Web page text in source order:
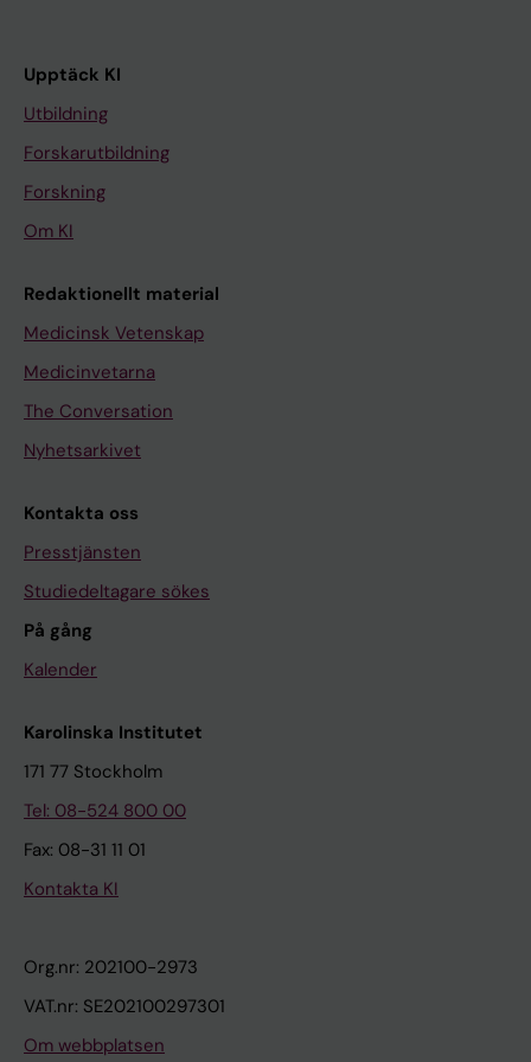
Upptäck KI
Utbildning
Forskarutbildning
Forskning
Om KI
Redaktionellt material
Medicinsk Vetenskap
Medicinvetarna
The Conversation
Nyhetsarkivet
Kontakta oss
Presstjänsten
Studiedeltagare sökes
På gång
Kalender
Karolinska Institutet
171 77 Stockholm
Tel: 08-524 800 00
Fax: 08-31 11 01
Kontakta KI
Org.nr: 202100-2973
VAT.nr: SE202100297301
Om webbplatsen